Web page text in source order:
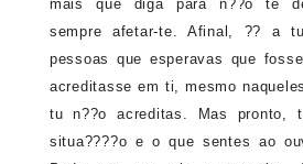
mais que diga para n??o te
sempre afetar-te. Afinal, ?? a
pessoas que esperavas que
acreditasse em ti, mesmo
tu n??o acreditas. Mas pronto,
situa????o e o que sentes ao